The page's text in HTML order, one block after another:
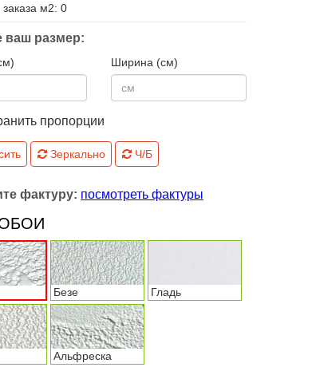
м2: 0
ваш размер:
Ширина (см)
пропорции
Зеркально Ч/Б
фактуру: посмотреть фактуры
Безе Гладь
Альфреска